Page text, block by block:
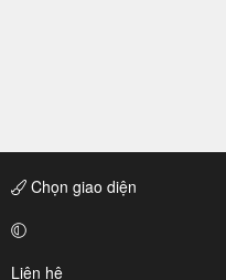
Chọn giao diện
Liên hệ